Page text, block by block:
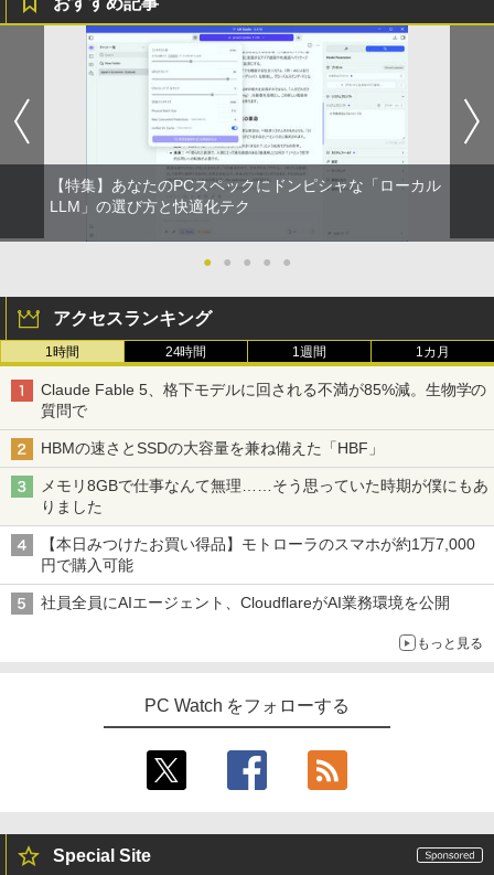
￥1,112
by Amazon 天然水 ラベルレス 500ml ×24本
富士山の天然水 バナジウム含有 水 ミネラル
ウォーター ペットボトル 静岡県産 500ミリリ
ットル (Smart Basic)
￥1,380
by Amazon 天然水ラベルレス 2L×9本
￥1,117
by Amazon 炭酸水 ラベルレス 500ml ×24本
art Basic)
￥1,625
コカ・コーラ やかんの麦茶 from 爽健美茶 ラ
￥2,009
￥770
異世界居酒屋「のぶ」(22) (角川コミックス・
エース)
￥832
ONE PIECE モノクロ版 115 (ジャンプコミッ
クスDIGITAL)
￥594
HUNTER×HUNTER モノクロ版 39 (ジャンプ
コミックスDIGITAL)
￥572
版ビッグガンガンコミックス)
【★最大100%ポイント】【大特価!訳あ
り!】富士通 LIFEBOOK A576/第6世代 C
ore i3/メモリ:4GB/SSD:128GB/15.6型液
晶/USB 3.0/VGA/HDMI/DVD/Office/中古
パソコン ノートパソコン Windows11 W
indows10
￥8,999
【中古】 店長セレクト おまかせA4ノー
SSD120GB以上 メモリ4GB Celeron搭
載 液晶15インチ 中古ノートパソコン DV
Dドライブ(内蔵or外付) WPS Office付き
中古パソコン
￥11,800
3
【★最大100%ポイント】Windows XP
おまかせ 高性能 Core i5 高速 SSD128G
ライブ 無線LAN 新品マウス付き Office
追加可 中古PC ノートパソコン 安心保証
CD(1366x768)】【千葉】保証期間1ヶ月
【ランクA】
￥15,980
5
レビュー投稿 5年保証｜MS Office 2024
H&B 搭載｜中古 ノートパソコン Windo
【期間限定10％OFF】【12GB+256G
B】 【楽天1位連続受賞】NIPOGI mini p
c Intel N5030動作より安定 4C/4T 最大3.
1GHz Win11 Pro SSD ミニパソコン US
B3.2×4 3画面 4K 高速2.4G/5GWi-Fi BT
4.2 ミニPC ミニパソコン minipc
￥39,980
DELL/デル OPTIPLEX 7090 SFF【第11
D 256GB/Win11Pro/無線LAN/DVD-RW/
DP】中古/送料無料 ※沖縄、離島を除く
￥54,000
3
【エントリーでポイント100％還元のチ
ャンス】GMKtec M8 ミニPC【AMD Ryz
en 5 PRO 6650H 16GB 512GB】4.5GH
z 6コア 12スレッド OCuLink Windows
面2.5GbpsLAN Bluetooth5.2 WiFi HD
MI 省エネ ゲーミングpc みにpc minipc
￥78,248
世代 Core i5 9500 メモリ8GB 16GB 32
GB 新品M.2SSD256GB 512GB office付
き デスクトップパソコン 中古パソコン P
C Windows11 pro Win11 3画面 PC 800
600 G5 G4 モニタ セット オフィス 2024
DELL デル E2318H LED液晶モニター 23
インチワイド ブラック 1920×1080 （フ
ルHD）IPSパネル LEDバックライト付 非
光沢 ノングレア 液晶ディスプレイ ディ
スプレイポート VGA VESA準拠【中古】
￥4,980
2
【期間限定10%OFFクーポン 8/12 10時
まで】 モニター 21.5型 液晶ディスプレ
モニター 壁掛け フリッカーレス FreeSy
nc 21.5インチ 角度調節 FullHD ブルー
ライトカット VAパネル VESAフル FHD
ノングレア MAXZEN JM22CH02
￥9,480
3
【楽天1位!1,600円OFFクーポン 8/4 20:
00-8/11 01:59】Xiaomi Monitor A24i 20
Hzリフレッシュレート sRGB99% 1670
万色 300nits ΔE＜1 低ブルーライト 大
スタンド VESA
＼メーカー5年保証／【最短即日発送】
【新品】モニター 21.5インチモニター デ
ィスプレイ PCモニター ASUS 液晶ディ
スプレイ VP229HFZ 22型 1920×1080 応
答速度1ms リフレッシュレート100Hz IP
ブラッククローバー 38 【電子書籍】[ 田
畠裕基 ]
キングダム 80 （ヤングジャンプコミッ
￥770
3
【いたわりセット付き】1年をおいしくす
こやかに過ごす養生手帳2027 （インプレ
ス手帳2027） [ 久保奈穂実 ]
￥3,080
ト）
魔王城の料理番 〜コワモテ魔族ばかりだ
￥792
【特集】あなたのPCスペックにドンピシャな「ローカル
LLM」の選び方と快適化テク
● ● ● ● ●
アクセスランキング
1時間 24時間 1週間 1カ月
Claude Fable 5、格下モデルに回される不満が85%減。生物学の
質問で
HBMの速さとSSDの大容量を兼ね備えた「HBF」
メモリ8GBで仕事なんて無理……そう思っていた時期が僕にもあ
りました
【本日みつけたお買い得品】モトローラのスマホが約1万7,000
円で購入可能
社員全員にAIエージェント、CloudflareがAI業務環境を公開
もっと見る
PC Watch をフォローする
Special Site